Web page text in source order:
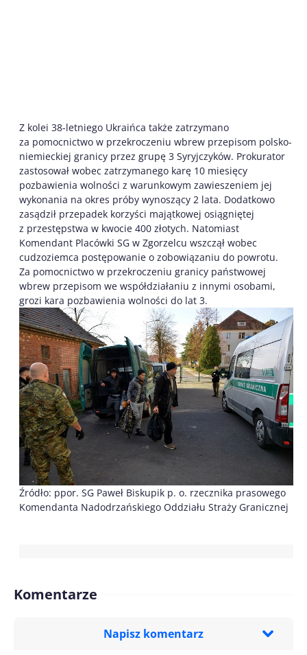
Z kolei 38-letniego Ukraińca także zatrzymano
za pomocnictwo w przekroczeniu wbrew przepisom polsko-
niemieckiej granicy przez grupę 3 Syryjczyków. Prokurator
zastosował wobec zatrzymanego karę 10 miesięcy
pozbawienia wolności z warunkowym zawieszeniem jej
wykonania na okres próby wynoszący 2 lata. Dodatkowo
zasądził przepadek korzyści majątkowej osiągniętej
z przestępstwa w kwocie 400 złotych. Natomiast
Komendant Placówki SG w Zgorzelcu wszczął wobec
cudzoziemca postępowanie o zobowiązaniu do powrotu.
Za pomocnictwo w przekroczeniu granicy państwowej
wbrew przepisom we współdziałaniu z innymi osobami,
grozi kara pozbawienia wolności do lat 3.
Źródło: ppor. SG Paweł Biskupik p. o. rzecznika prasowego
Komendanta Nadodrzańskiego Oddziału Straży Granicznej
Komentarze
Napisz komentarz